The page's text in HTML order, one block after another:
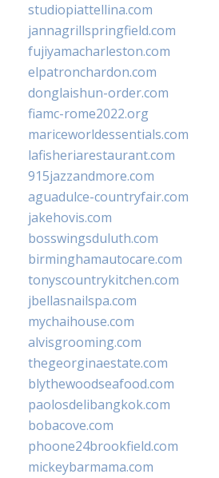
studiopiattellina.com
jannagrillspringfield.com
fujiyamacharleston.com
elpatronchardon.com
donglaishun-order.com
fiamc-rome2022.org
mariceworldessentials.com
lafisheriarestaurant.com
915jazzandmore.com
aguadulce-countryfair.com
jakehovis.com
bosswingsduluth.com
birminghamautocare.com
tonyscountrykitchen.com
jbellasnailspa.com
mychaihouse.com
alvisgrooming.com
thegeorginaestate.com
blythewoodseafood.com
paolosdelibangkok.com
bobacove.com
phoone24brookfield.com
mickeybarmama.com